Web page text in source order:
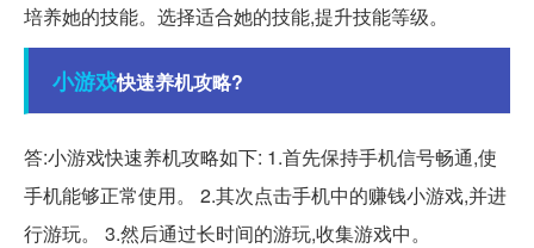
培养她的技能。选择适合她的技能,提升技能等级。
小游戏快速养机攻略?
答:小游戏快速养机攻略如下: 1.首先保持手机信号畅通,使
手机能够正常使用。 2.其次点击手机中的赚钱小游戏,并进
行游玩。 3.然后通过长时间的游玩,收集游戏中。